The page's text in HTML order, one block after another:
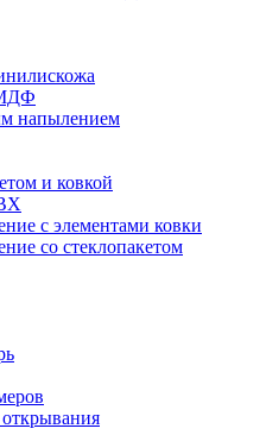
напылением
и ковкой
с элементами ковки
со стеклопакетом